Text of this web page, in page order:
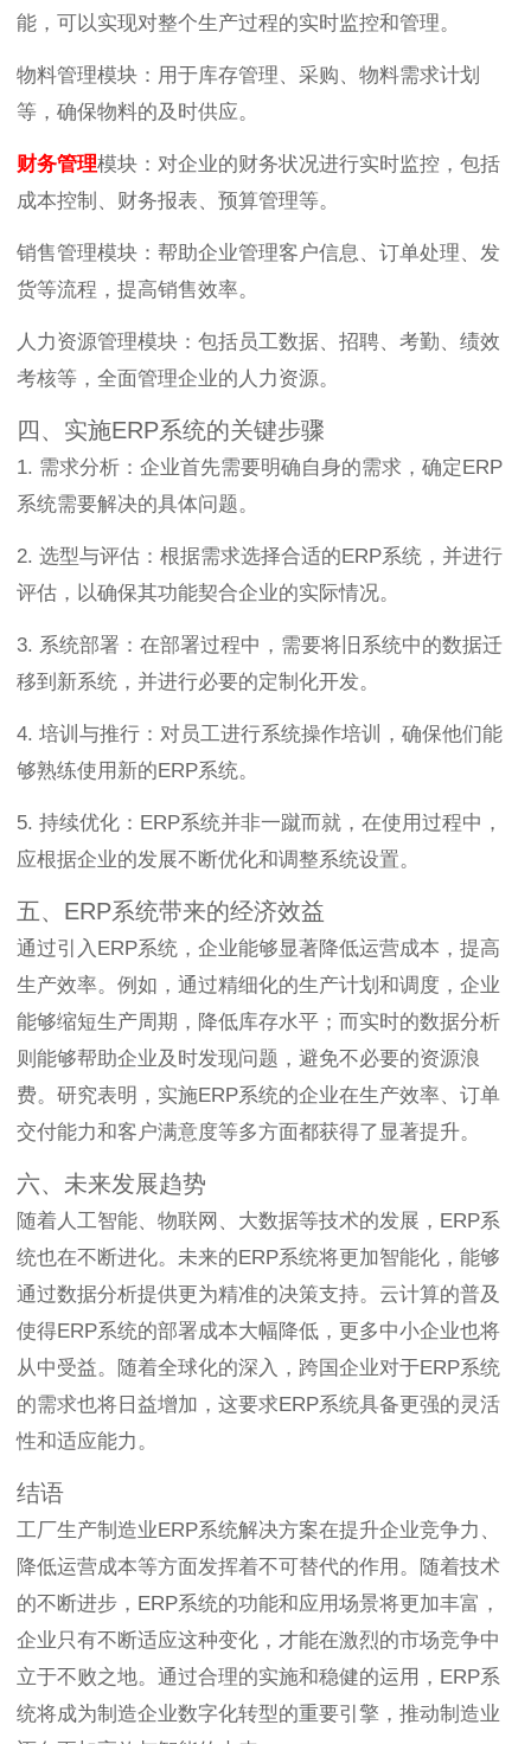
能，可以实现对整个生产过程的实时监控和管理。
物料管理模块：用于库存管理、采购、物料需求计划
等，确保物料的及时供应。
财务管理模块：对企业的财务状况进行实时监控，包括
成本控制、财务报表、预算管理等。
销售管理模块：帮助企业管理客户信息、订单处理、发
货等流程，提高销售效率。
人力资源管理模块：包括员工数据、招聘、考勤、绩效
考核等，全面管理企业的人力资源。
四、实施ERP系统的关键步骤
1. 需求分析：企业首先需要明确自身的需求，确定ERP
系统需要解决的具体问题。
2. 选型与评估：根据需求选择合适的ERP系统，并进行
评估，以确保其功能契合企业的实际情况。
3. 系统部署：在部署过程中，需要将旧系统中的数据迁
移到新系统，并进行必要的定制化开发。
4. 培训与推行：对员工进行系统操作培训，确保他们能
够熟练使用新的ERP系统。
5. 持续优化：ERP系统并非一蹴而就，在使用过程中，
应根据企业的发展不断优化和调整系统设置。
五、ERP系统带来的经济效益
通过引入ERP系统，企业能够显著降低运营成本，提高
生产效率。例如，通过精细化的生产计划和调度，企业
能够缩短生产周期，降低库存水平；而实时的数据分析
则能够帮助企业及时发现问题，避免不必要的资源浪
费。研究表明，实施ERP系统的企业在生产效率、订单
交付能力和客户满意度等多方面都获得了显著提升。
六、未来发展趋势
随着人工智能、物联网、大数据等技术的发展，ERP系
统也在不断进化。未来的ERP系统将更加智能化，能够
通过数据分析提供更为精准的决策支持。云计算的普及
使得ERP系统的部署成本大幅降低，更多中小企业也将
从中受益。随着全球化的深入，跨国企业对于ERP系统
的需求也将日益增加，这要求ERP系统具备更强的灵活
性和适应能力。
结语
工厂生产制造业ERP系统解决方案在提升企业竞争力、
降低运营成本等方面发挥着不可替代的作用。随着技术
的不断进步，ERP系统的功能和应用场景将更加丰富，
企业只有不断适应这种变化，才能在激烈的市场竞争中
立于不败之地。通过合理的实施和稳健的运用，ERP系
统将成为制造企业数字化转型的重要引擎，推动制造业